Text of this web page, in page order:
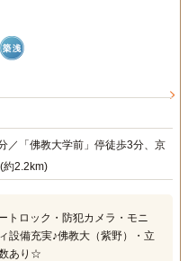
／「佛教大学前」停徒歩3分、京
約2.2km)
トロック・防犯カメラ・モニ
設備充実♪佛教大（紫野）・立
あり☆